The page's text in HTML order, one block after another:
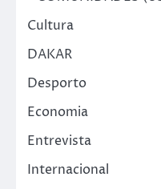
Cultura
DAKAR
Desporto
Economia
Entrevista
Internacional